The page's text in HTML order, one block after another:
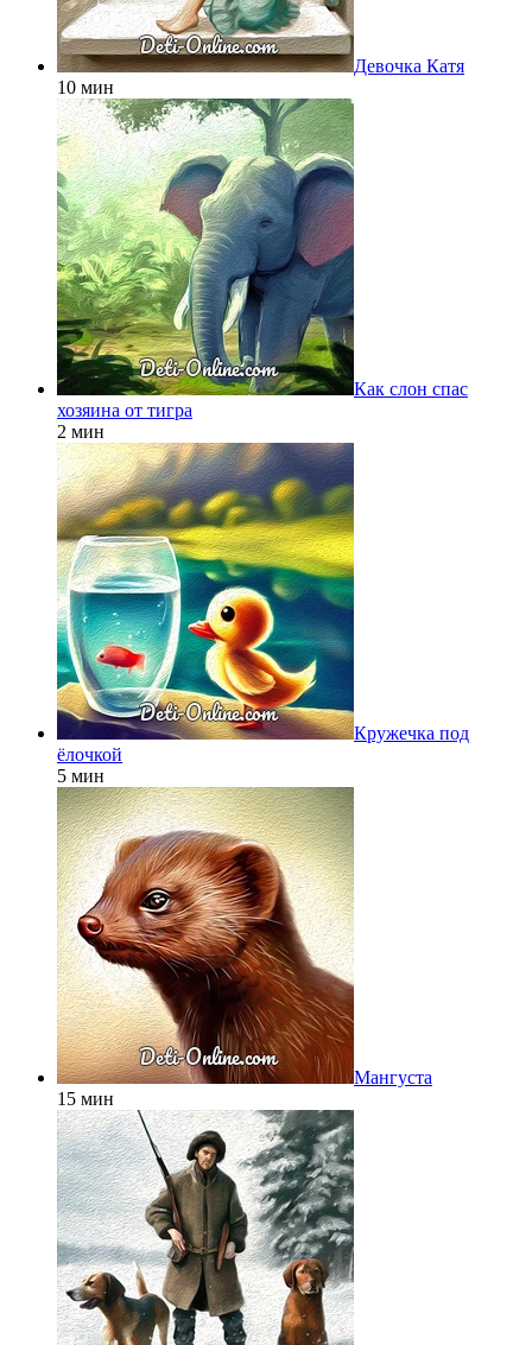
Девочка Катя
10 мин
Как слон спас
хозяина от тигра
2 мин
Кружечка под
ёлочкой
5 мин
Мангуста
15 мин